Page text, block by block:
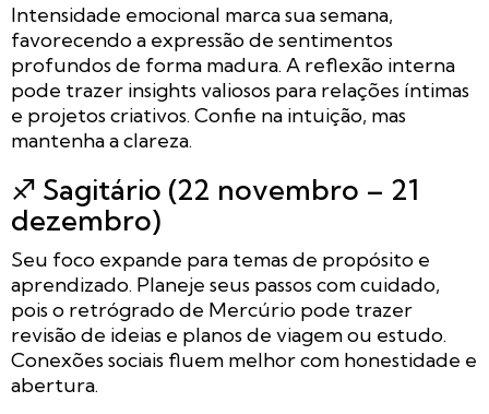
Intensidade emocional marca sua semana,
favorecendo a expressão de sentimentos
profundos de forma madura. A reflexão interna
pode trazer insights valiosos para relações íntimas
e projetos criativos. Confie na intuição, mas
mantenha a clareza.
♐ Sagitário (22 novembro – 21
dezembro)
Seu foco expande para temas de propósito e
aprendizado. Planeje seus passos com cuidado,
pois o retrógrado de Mercúrio pode trazer
revisão de ideias e planos de viagem ou estudo.
Conexões sociais fluem melhor com honestidade e
abertura.